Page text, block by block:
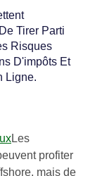
Tirer Parti
Risques
D'impôts Et
Ligne.
Les
profiter
mais de